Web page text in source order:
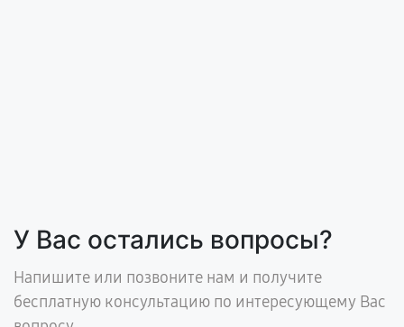
У Вас остались вопросы?
Напишите или позвоните нам и получите
бесплатную консультацию по интересующему Вас